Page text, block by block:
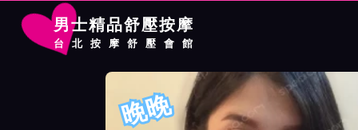
男士精品舒壓按摩
台北按摩舒壓會館
長春二館按摩師晚晚詳細介紹
長春二館按摩師晚晚照片展
晚晚